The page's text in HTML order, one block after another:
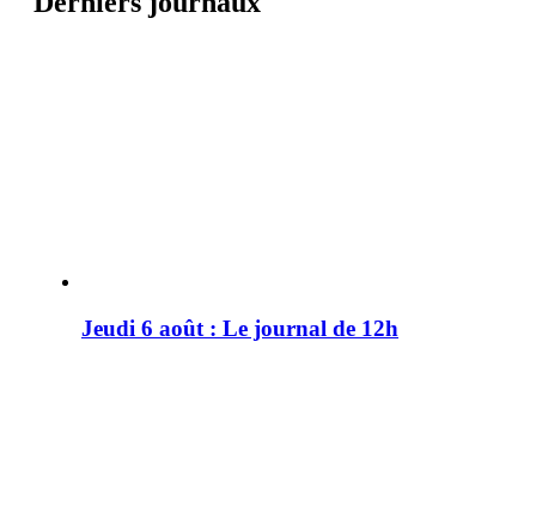
Jeudi 6 août : Le journal de 12h